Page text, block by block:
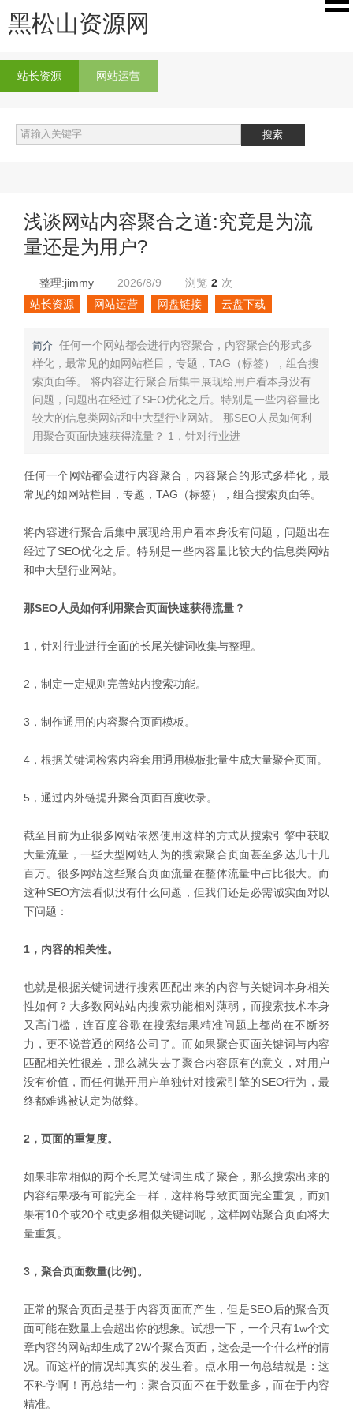
黑松山资源网
站长资源 网站运营
浅谈网站内容聚合之道:究竟是为流
量还是为用户?
整理:jimmy 2026/8/9 浏览 2 次
站长资源
网站运营 网盘链接 云盘下载
简介 任何一个网站都会进行内容聚合，内容聚合的形式多
样化，最常见的如网站栏目，专题，TAG（标签），组合搜
索页面等。 将内容进行聚合后集中展现给用户看本身没有
问题，问题出在经过了SEO优化之后。特别是一些内容量比
较大的信息类网站和中大型行业网站。 那SEO人员如何利
用聚合页面快速获得流量？ 1，针对行业进
任何一个网站都会进行内容聚合，内容聚合的形式多样化，最
常见的如网站栏目，专题，TAG（标签），组合搜索页面等。
将内容进行聚合后集中展现给用户看本身没有问题，问题出在
经过了SEO优化之后。特别是一些内容量比较大的信息类网站
和中大型行业网站。
那SEO人员如何利用聚合页面快速获得流量？
1，针对行业进行全面的长尾关键词收集与整理。
2，制定一定规则完善站内搜索功能。
3，制作通用的内容聚合页面模板。
4，根据关键词检索内容套用通用模板批量生成大量聚合页面。
5，通过内外链提升聚合页面百度收录。
截至目前为止很多网站依然使用这样的方式从搜索引擎中获取
大量流量，一些大型网站人为的搜索聚合页面甚至多达几十几
百万。很多网站这些聚合页面流量在整体流量中占比很大。而
这种SEO方法看似没有什么问题，但我们还是必需诚实面对以
下问题：
1，内容的相关性。
也就是根据关键词进行搜索匹配出来的内容与关键词本身相关
性如何？大多数网站站内搜索功能相对薄弱，而搜索技术本身
又高门槛，连百度谷歌在搜索结果精准问题上都尚在不断努
力，更不说普通的网络公司了。而如果聚合页面关键词与内容
匹配相关性很差，那么就失去了聚合内容原有的意义，对用户
没有价值，而任何抛开用户单独针对搜索引擎的SEO行为，最
终都难逃被认定为做弊。
2，页面的重复度。
如果非常相似的两个长尾关键词生成了聚合，那么搜索出来的
内容结果极有可能完全一样，这样将导致页面完全重复，而如
果有10个或20个或更多相似关键词呢，这样网站聚合页面将大
量重复。
3，聚合页面数量(比例)。
正常的聚合页面是基于内容页面而产生，但是SEO后的聚合页
面可能在数量上会超出你的想象。试想一下，一个只有1w个文
章内容的网站却生成了2W个聚合页面，这会是一个什么样的情
况。而这样的情况却真实的发生着。点水用一句总结就是：这
不科学啊！再总结一句：聚合页面不在于数量多，而在于内容
精准。